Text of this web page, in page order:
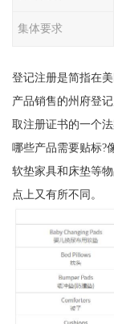
集体要求
登记注册是简指在
产品销售的州府登
取注册证书的一个
哪些产品需要贴标?
软垫家具和床垫等
点上又有所不同。